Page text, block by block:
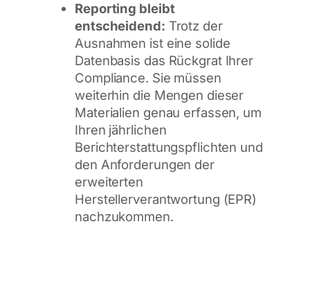
Reporting bleibt
entscheidend: Trotz der
Ausnahmen ist eine solide
Datenbasis das Rückgrat Ihrer
Compliance. Sie müssen
weiterhin die Mengen dieser
Materialien genau erfassen, um
Ihren jährlichen
Berichterstattungspflichten und
den Anforderungen der
erweiterten
Herstellerverantwortung (EPR)
nachzukommen.